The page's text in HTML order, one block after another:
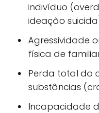
indivíduo
ideação
Agressividade
física de
Perda total do
substâncias
Incapacidade